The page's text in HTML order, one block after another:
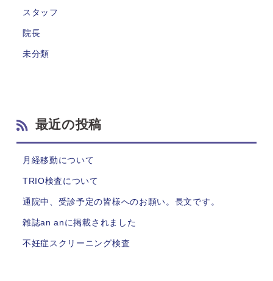
スタッフ
院長
未分類
最近の投稿
月経移動について
TRIO検査について
通院中、受診予定の皆様へのお願い。長文です。
雑誌an anに掲載されました
不妊症スクリーニング検査